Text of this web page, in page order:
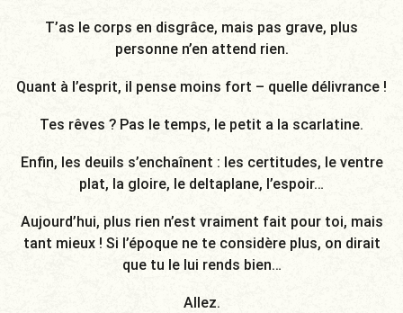
T’as le corps en disgrâce, mais pas grave, plus
personne n’en attend rien.
Quant à l’esprit, il pense moins fort – quelle délivrance !
Tes rêves ? Pas le temps, le petit a la scarlatine.
Enfin, les deuils s’enchaînent : les certitudes, le ventre
plat, la gloire, le deltaplane, l’espoir…
Aujourd’hui, plus rien n’est vraiment fait pour toi, mais
tant mieux ! Si l’époque ne te considère plus, on dirait
que tu le lui rends bien…
Allez.